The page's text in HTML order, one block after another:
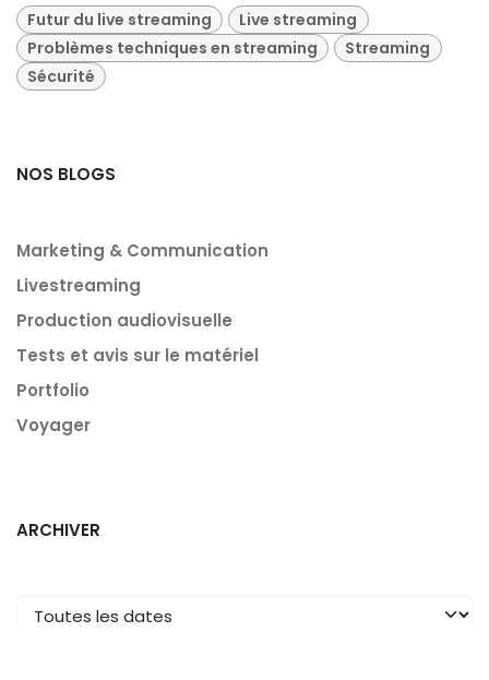
Futur du live streaming
Live streaming
Problèmes techniques en streaming
Streaming
Sécurité
NOS BLOGS
Marketing & Communication
Livestreaming
Production audiovisuelle
Tests et avis sur le matériel
Portfolio
Voyager
ARCHIVER